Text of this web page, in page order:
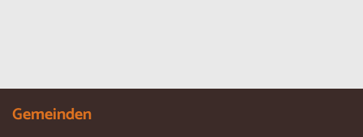
Gemeinden